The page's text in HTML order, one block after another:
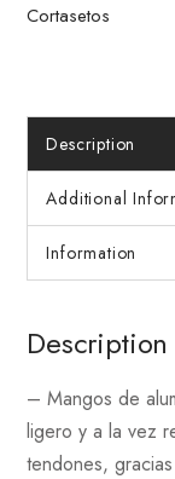
Cortasetos
Description
Additional
Information
Description
– Mangos de
ligero y a la vez
tendones,